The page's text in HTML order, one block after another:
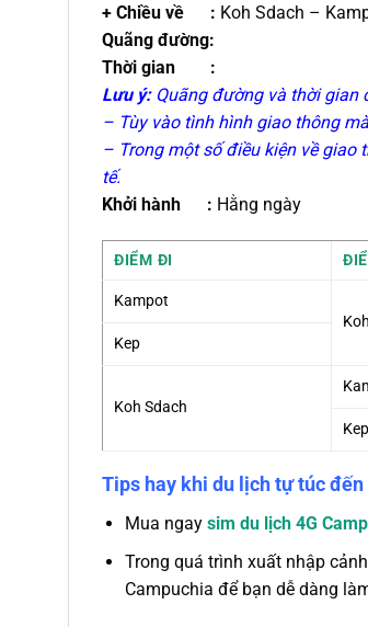
+ Chiều về : Koh Sdach –
Quãng đường:
Thời gian :
Lưu ý: Quãng đường và thời gian
– Tùy vào tình hình giao thông
– Trong một số điều kiện về giao
tế.
Khởi hành : Hằng ngày
ĐIỂM ĐI
Kampot
Kep
Koh Sdach
Kep
Tips hay khi du lịch tự túc đến
Mua ngay sim du lịch 4G
Trong quá trình xuất nhập
Campuchia để bạn dễ dàng